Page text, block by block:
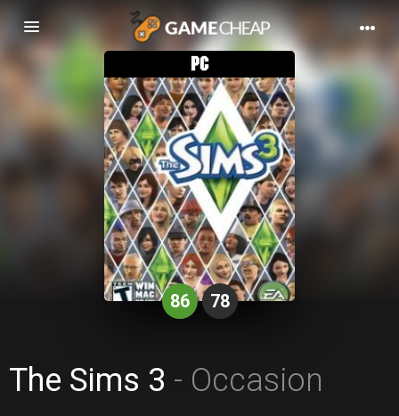
Basculer
la
86 78
The Sims 3 - Occasion